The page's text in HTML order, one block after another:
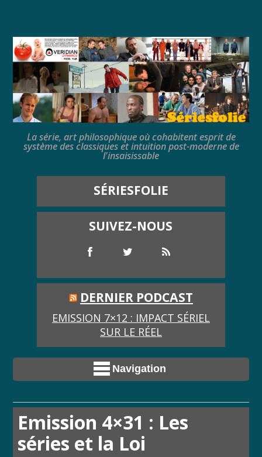
La série, art philosophique où cohabitent esprit de
système des classiques et intuition post-moderne de
l'insaisissable
SÉRIESFOLIE
SUIVEZ-NOUS
DERNIER PODCAST
EMISSION 7×12 : IMPACT SÉRIEL
SUR LE RÉEL
Navigation
Emission 4×31 : Les
séries et la Loi